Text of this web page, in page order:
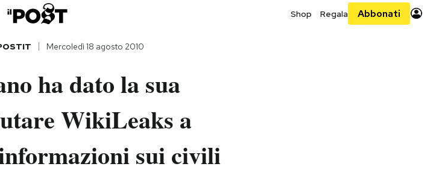
Shop Regala Abbonati
Mercoledì 18 agosto 2010
ha dato la sua
WikiLeaks a
sui civili